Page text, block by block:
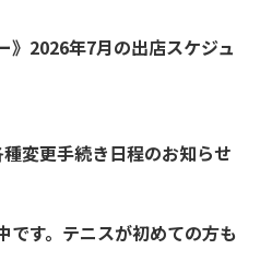
》2026年7月の出店スケジュ
変更手続き日程のお知らせ
です。テニスが初めての方も